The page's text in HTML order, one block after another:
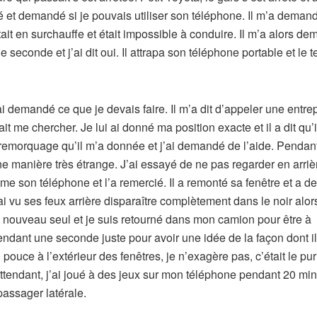
et demandé si je pouvais utiliser son téléphone. Il m’a
en surchauffe et était impossible à conduire. Il m’a alors
seconde et j’ai dit oui. Il attrapa son téléphone portable et le
ce que je devais faire. Il m’a dit d’appeler une
me chercher. Je lui ai donné ma position exacte et il a dit
qu’il m’a donnée et j’ai demandé de l’aide.
manière très étrange. J’ai essayé de ne pas regarder en
son téléphone et l’a remercié. Il a remonté sa fenêtre et a
vu ses feux arrière disparaître complètement dans le noir
seul et je suis retourné dans mon camion pour être à
une seconde juste pour avoir une idée de la façon dont
à l’extérieur des fenêtres, je n’exagère pas, c’était le pur
j’ai joué à des jeux sur mon téléphone pendant 20
latérale.